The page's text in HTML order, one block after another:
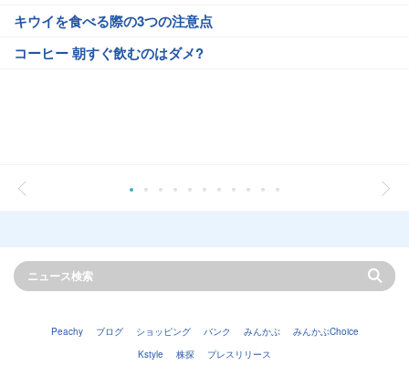
キウイを食べる際の3つの注意点
コーヒー 朝すぐ飲むのはダメ?
Peachy ブログ ショッピング バンク みんかぶ
みんかぶChoice
Kstyle
株探 プレスリリース